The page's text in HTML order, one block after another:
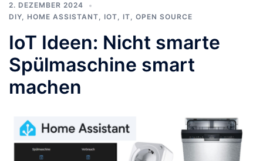
2. DEZEMBER 2024
DIY, HOME ASSISTANT, IOT, IT, OPEN SOURCE
IoT Ideen: Nicht smarte
Spülmaschine smart
machen